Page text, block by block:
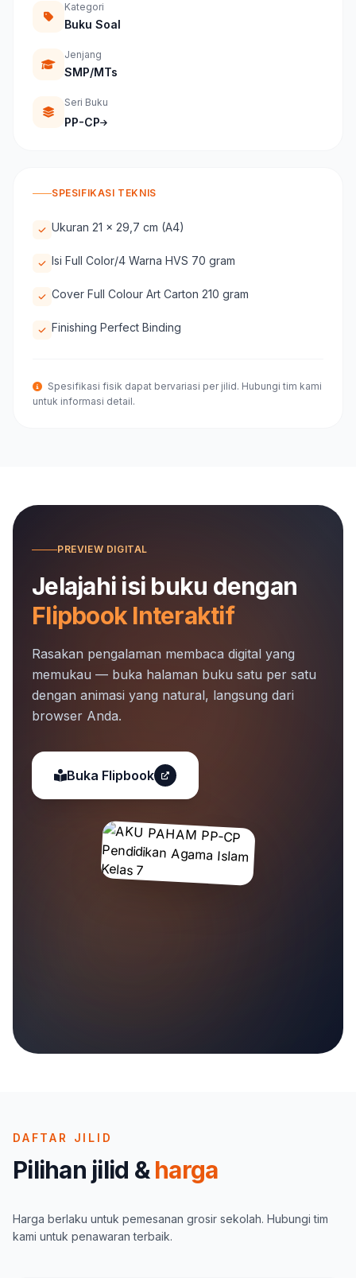
Kategori
Buku Soal
Jenjang
SMP/MTs
Seri Buku
PP-CP
SPESIFIKASI TEKNIS
Ukuran 21 x 29,7 cm (A4)
Isi Full Color/4 Warna HVS 70 gram
Cover Full Colour Art Carton 210 gram
Finishing Perfect Binding
Spesifikasi fisik dapat bervariasi per jilid. Hubungi tim kami
untuk informasi detail.
PREVIEW DIGITAL
Jelajahi isi buku dengan
Flipbook Interaktif
Rasakan pengalaman membaca digital yang
memukau — buka halaman buku satu per satu
dengan animasi yang natural, langsung dari
browser Anda.
Buka Flipbook
DAFTAR JILID
Pilihan jilid &harga
Harga berlaku untuk pemesanan grosir sekolah. Hubungi tim
kami untuk penawaran terbaik.